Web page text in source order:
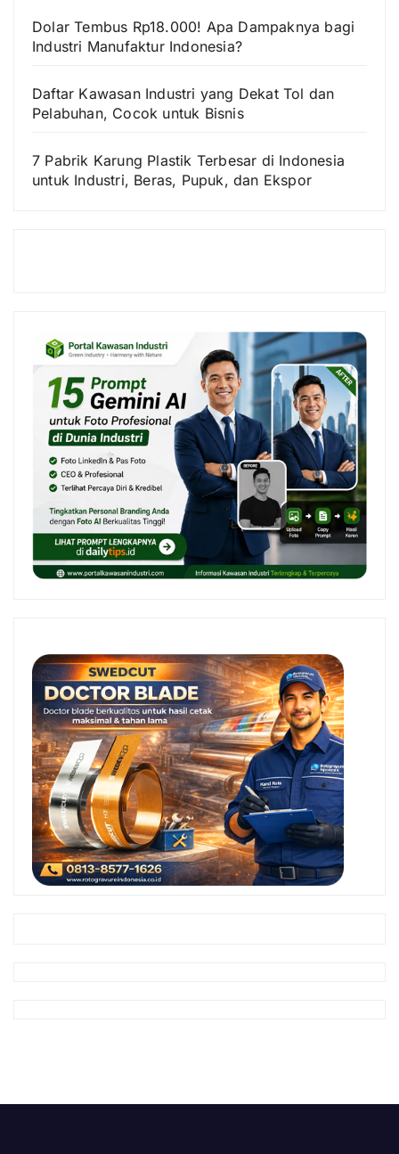
Dolar Tembus Rp18.000! Apa Dampaknya bagi
Industri Manufaktur Indonesia?
Daftar Kawasan Industri yang Dekat Tol dan
Pelabuhan, Cocok untuk Bisnis
7 Pabrik Karung Plastik Terbesar di Indonesia
untuk Industri, Beras, Pupuk, dan Ekspor